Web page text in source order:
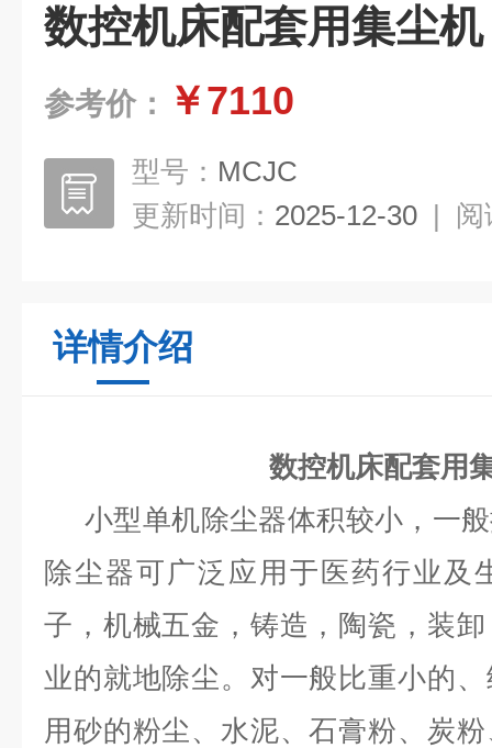
数控机床配套用集尘机
参考价： ￥7110
型号： MCJC
更新时间： 2025-12-30 | 阅
详情介绍
数控机床配套用
小型单机除尘器体积较小，一
除尘器可广泛应用于医药行业及
子，机械五金，铸造，陶瓷，装
业的就地除尘。对一般比重小的
用砂的粉尘、水泥、石膏粉、炭